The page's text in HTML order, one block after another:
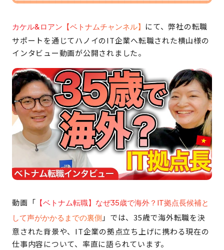
カケル&ロアン【ベトナムチャンネル】 にて、弊社の転職
サポートを通じてハノイのIT企業へ転職された横山様の
インタビュー動画が公開されました。
動画「 【ベトナム転職】なぜ35歳で海外？IT拠点長候補と
して声がかかるまでの裏側 」では、35歳で海外転職を決
意された背景や、IT企業の拠点立ち上げに携わる現在の
仕事内容について、率直に語られています。